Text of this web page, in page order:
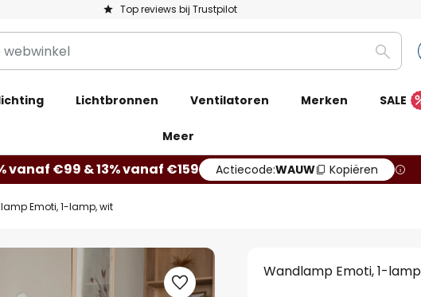
Top reviews bij Trustpilot
Lichtbronnen Ventilatoren Merken SALE
Meer
vanaf €99 & 13% vanaf €159 Actiecode:WAUW Kopiëren
Emoti, 1-lamp, wit
Wandlamp Emoti, 1-